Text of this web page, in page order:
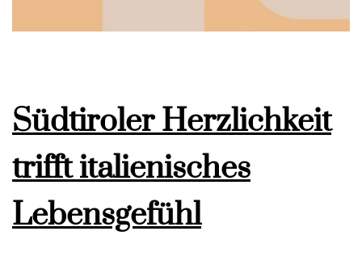
Südtiroler Herzlichkeit
trifft italienisches
Lebensgefühl